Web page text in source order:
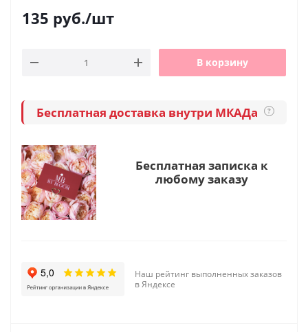
135 руб./шт
В корзину
Бесплатная доставка внутри МКАДа ?
Бесплатная записка к
любому заказу
Наш рейтинг выполненных заказов
в Яндексе